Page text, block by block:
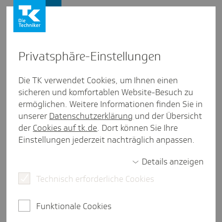
Leichter Rück­gang bei Krank­
schrei­bungen
Pres­se­mit­tei­lung aus Berlin/Bran­den­burg
Presse und Politik Gesund leben
TK-versicherte
Erwerbstätige in Berlin und Brandenburg waren in
seltener krankgeschrieben als im selben Zeitraum
Privat­sphäre-Einstel­lungen
Die TK verwendet Cookies, um Ihnen einen
sicheren und komfortablen Website-Besuch zu
ermöglichen. Weitere Informationen finden Sie in
unserer Datenschutzerklärung und der Übersicht
der Cookies auf tk.de. Dort können Sie Ihre
Einstellungen jederzeit nachträglich anpassen.
Details anzeigen
Technisch erforderliche Cookies
Funktionale Cookies